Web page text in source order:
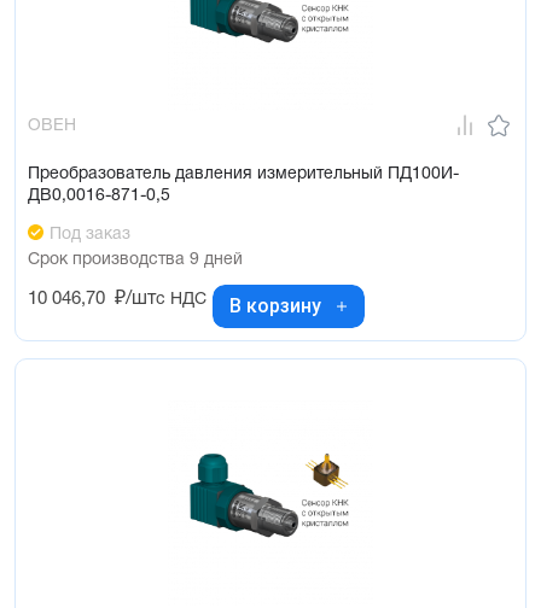
ОВЕН
Преобразователь давления измерительный ПД100И-
ДВ0,0016-871-0,5
Под заказ
Срок производства 9 дней
10 046,70 ₽/штс НДС В корзину